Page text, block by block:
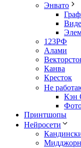
Энвато
123РФ
Алами
Канва
Кресток
Не
Кэн
Принтшопы
Нейросети